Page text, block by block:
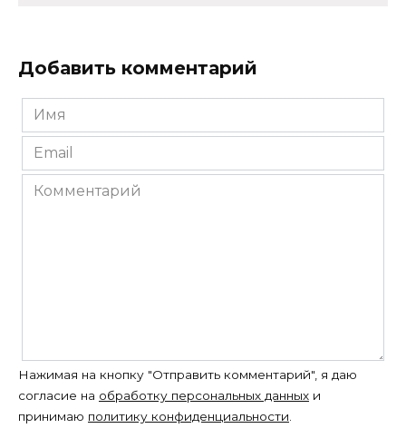
Добавить комментарий
Имя
*
Email
*
Комментарий
Нажимая на кнопку "Отправить комментарий", я даю
согласие на обработку персональных данных и
принимаю политику конфиденциальности.